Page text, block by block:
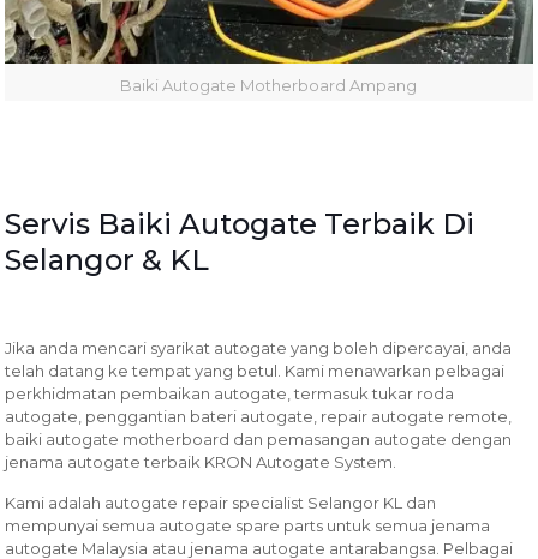
Baiki Autogate Motherboard Ampang
Servis Baiki Autogate Terbaik Di
Selangor & KL
Jika anda mencari syarikat autogate yang boleh dipercayai, anda
telah datang ke tempat yang betul. Kami menawarkan pelbagai
perkhidmatan pembaikan autogate, termasuk tukar roda
autogate, penggantian bateri autogate, repair autogate remote,
baiki autogate motherboard dan pemasangan autogate dengan
jenama autogate terbaik KRON Autogate System.
Kami adalah autogate repair specialist Selangor KL dan
mempunyai semua autogate spare parts untuk semua jenama
autogate Malaysia atau jenama autogate antarabangsa. Pelbagai